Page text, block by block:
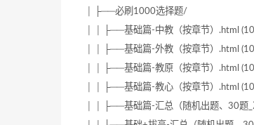
│ ├──必刷1000选择题/
│ │ ├──基础篇-中教（按章节）.html
│ │ ├──基础篇-外教（按章节）.html
│ │ ├──基础篇-教原（按章节）.html
│ │ ├──基础篇-教心（按章节）.html
│ │ ├──基础篇-汇总（随机出题、30题